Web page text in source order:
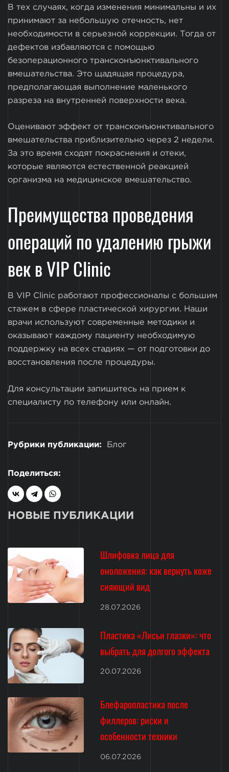
В тех случаях, когда изменения минимальны и их
принимают за небольшую отечность, нет
необходимости в серьезной коррекции. Тогда от
дефектов избавляются с помощью
безоперационного трансконъюнктивального
вмешательства. Это щадящая процедура,
предполагающая выполнение маленького
разреза на внутренней поверхности века.
Оценивают эффект от трансконъюнктивального
вмешательства приблизительно через 2 недели.
За это время сходят покраснения и отеки,
которые являются естественной реакцией
организма на медицинское вмешательство.
Преимущества проведения
операций по удалению грыжи
век в VIP Clinic
В VIP Clinic работают профессионалы с большим
стажем в сфере пластической хирургии. Наши
врачи используют современные методики и
оказывают каждому пациенту необходимую
поддержку на всех стадиях — от подготовки до
восстановления после процедуры.
Для консультации запишитесь на прием к
специалисту по телефону или онлайн.
Рубрики публикации: Блог
Поделиться:
НОВЫЕ ПУБЛИКАЦИИ
Шлифовка лица для
омоложения: как вернуть коже
сияющий вид
28.07.2026
Пластика «Лисьи глазки»: что
выбрать для долгого эффекта
20.07.2026
Блефаропластика после
филлеров: риски и
особенности техники
06.07.2026